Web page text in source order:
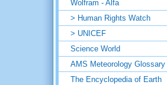
Wolfram - Alfa
> Human Rights Watch
> UNICEF
Science World
AMS Meteorology Glossary
The Encyclopedia of Earth